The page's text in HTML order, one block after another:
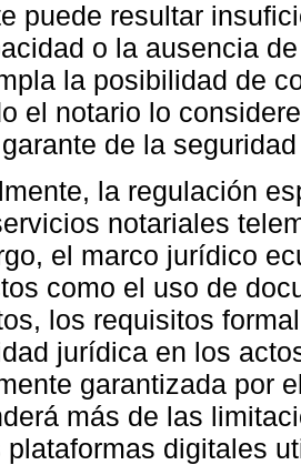
puede resultar
o la ausencia
la posibilidad de
el notario lo
de la
la regulación
notariales
el marco jurídico
como el uso de
los requisitos
jurídica en los
garantizada por
más de las
plataformas digitales